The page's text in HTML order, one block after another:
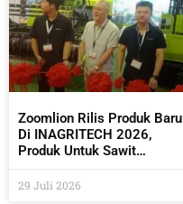
Zoomlion Rilis Produk Baru
Di INAGRITECH 2026,
Produk Untuk Sawit
29 Juli 2026